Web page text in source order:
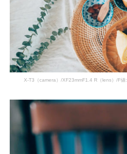
X-T3（camera）/XF23mmF1.4 R（lens）/F